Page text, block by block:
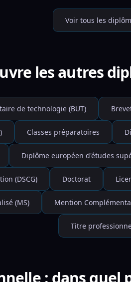
Voir tous les
les autres
de technologie (BUT)
Classes préparatoires
Diplôme européen d'études
(DSCG) Doctorat
(MS) Mention
Titre
: dans quel